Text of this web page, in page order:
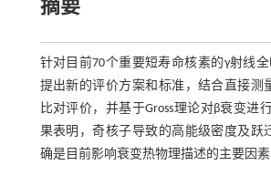
摘要
针对目前70个重要短寿命核素的γ射线全
提出新的评价方案和标准，结合直接测
比对评价，并基于Gross理论对β衰变进
果表明，奇核子导致的高能级密度及跃
确是目前影响衰变热物理描述的主要因